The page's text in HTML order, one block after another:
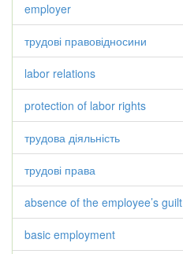
employer
трудові правовідносини
labor relations
protection of labor rights
трудова діяльність
трудові права
absence of the employee’s guilt
basic employment